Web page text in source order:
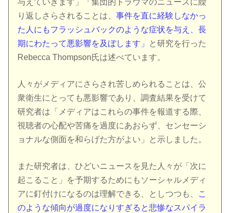
与えていきます」「集団的トラウマのニュースに繰
り返しさらされることは、事件を直に経験しなかっ
た人にもフラッシュバックのような症状を与え、長
期にわたって悪影響を及ぼします」
と研究を行った
Rebecca Thompson氏は述べています。
人々がメディアにさらされ苦しめられることは、公
衆衛生にとっても悪影響であり、調査結果を受けて
研究者は「メディアはこれらの事件を報道する際、
視聴者の心配や苦痛を過度にあおらず、センセーシ
ョナルな側面を和らげた方がよい」と示しました。
また研究者は、ひどいニュースを見た人々が「次に
起こること」を予期するためにもソーシャルメディ
アに釘付けになるのは理解できる、としつつも、
こ
のような傾向が過度になりすぎると悲惨なスパイラ